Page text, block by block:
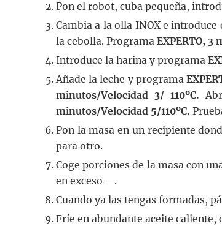
Pon el robot, cuba pequeña,
Cambia a la olla INOX e
la cebolla. Programa EXPERTO, 3
Introduce la harina y programa
Añade la leche y programa
minutos/Velocidad 3/ 110ºC.
minutos/Velocidad 5/110ºC.
Pon la masa en un recipiente
para otro.
Coge porciones de la masa con
en exceso—.
Cuando ya las tengas formadas,
Fríe en abundante aceite caliente,